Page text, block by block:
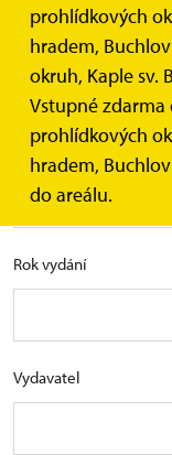
prohlídkových
hradem,
okruh, Kaple sv.
Vstupné zdarma
prohlídkových
hradem,
do areálu.
Vyhledávání
Rok vydání
Vydavatel